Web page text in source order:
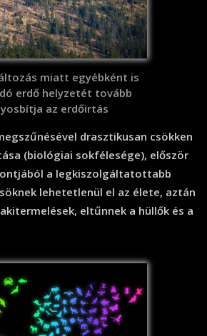
miatt egyébként is
erdő helyzetét tovább
az erdőirtás
drasztikusan csökken
(biológiai sokfélesége), először
a legkiszolgáltatottabb
lehetetlenül el az élete, aztán
eltűnnek a hüllők és a